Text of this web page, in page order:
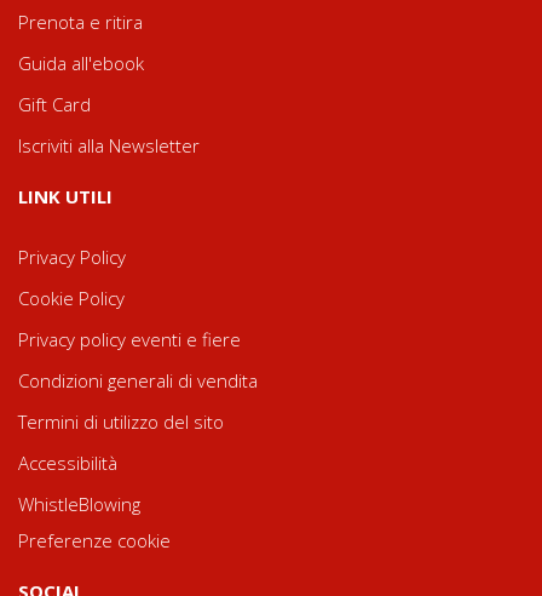
Prenota e ritira
Guida all'ebook
Gift Card
Iscriviti alla Newsletter
LINK UTILI
Privacy Policy
Cookie Policy
Privacy policy eventi e fiere
Condizioni generali di vendita
Termini di utilizzo del sito
Accessibilità
WhistleBlowing
Preferenze cookie
SOCIAL